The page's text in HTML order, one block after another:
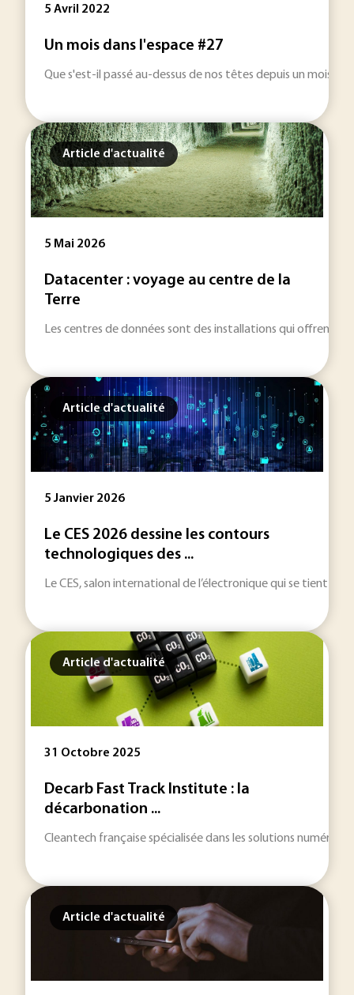
5 Avril 2022
Un mois dans l'espace #27
Que s'est-il passé au-dessus de nos têtes depuis un mois ?
Article d'actualité
5 Mai 2026
Datacenter : voyage au centre de la
Terre
Les centres de données sont des installations qui offrent
Article d'actualité
5 Janvier 2026
Le CES 2026 dessine les contours
technologiques des ...
Le CES, salon international de l’électronique qui se tient du
Article d'actualité
31 Octobre 2025
Decarb Fast Track Institute : la
décarbonation ...
Cleantech française spécialisée dans les solutions
Article d'actualité